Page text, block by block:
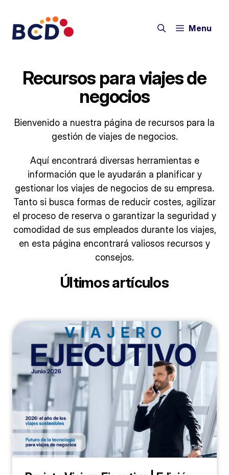
contenido
Menu
Recursos para viajes de
negocios
Bienvenido a nuestra página de recursos para la
gestión de viajes de negocios.
Aquí encontrará diversas herramientas e
información que le ayudarán a planificar y
gestionar los viajes de negocios de su empresa.
Tanto si busca formas de reducir costes, agilizar
el proceso de reserva o garantizar la seguridad y
comodidad de sus empleados durante los viajes,
en esta página encontrará valiosos recursos y
consejos.
Últimos artículos